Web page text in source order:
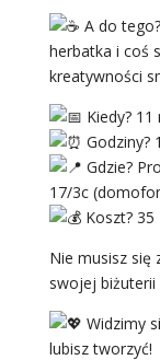
A do
herbatka i coś
kreatywności
Kiedy?
Godziny?
Gdzie?
17/3c
Koszt? 35
Nie musisz się
swojej biżuterii
Widzimy
lubisz tworzyć!